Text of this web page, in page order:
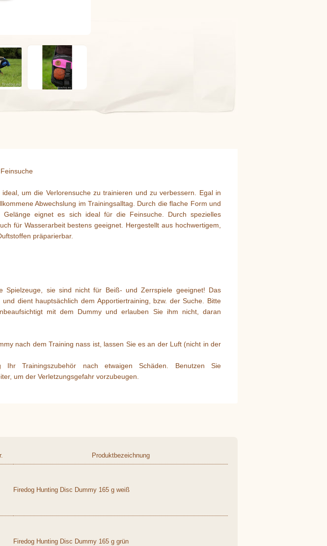
ideal, um die Verlorensuche zu trainieren und zu verbessern. Egal in
Abwechslung im Trainingsalltag. Durch die flache Form und
Gelänge eignet es sich ideal für die Feinsuche. Durch spezielles
für Wasserarbeit bestens geeignet. Hergestellt aus hochwertigem,
präparierbar.
Spielzeuge, sie sind nicht für Beiß- und Zerrspiele geeignet! Das
dient hauptsächlich dem Apportiertraining, bzw. der Suche. Bitte
mit dem Dummy und erlauben Sie ihm nicht, daran
nach dem Training nass ist, lassen Sie es an der Luft (nicht in der
Ihr Trainingszubehör nach etwaigen Schäden. Benutzen Sie
um der Verletzungsgefahr vorzubeugen.
Produktbezeichnung
Firedog Hunting Disc Dummy 165 g weiß
Firedog Hunting Disc Dummy 165 g grün